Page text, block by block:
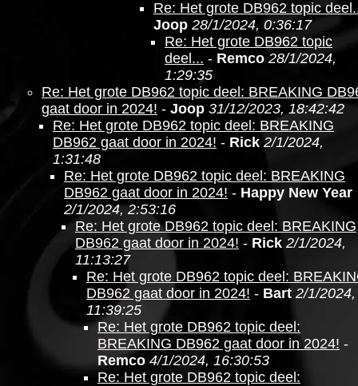
Re: Het grote DB962 topic
Joop 28/1/2024, 0:36:17
Re: Het grote DB962 topic
deel... - Remco 28/1/2024,
1:29:35
Re: Het grote DB962 topic deel: BREAKING
gaat door in 2024! - Joop 31/12/2023, 18:42:42
Re: Het grote DB962 topic deel: BREAKING
DB962 gaat door in 2024! - Rick 2/1/2024,
1:31:48
Re: Het grote DB962 topic deel: BREAKING
DB962 gaat door in 2024! - Happy New Year
2/1/2024, 2:53:16
Re: Het grote DB962 topic deel: BREAKING
DB962 gaat door in 2024! - Rick 2/1/2024,
11:13:27
Re: Het grote DB962 topic deel:
DB962 gaat door in 2024! - Bart 2/1/2024,
11:39:25
Re: Het grote DB962 topic deel:
BREAKING DB962 gaat door in 2024! -
Remco 4/1/2024, 16:30:53
Re: Het grote DB962 topic deel: